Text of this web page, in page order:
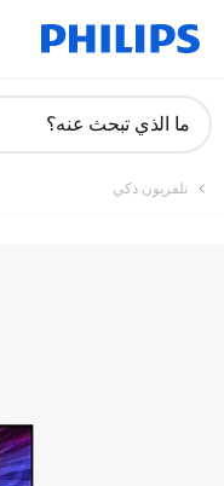
دعم
ما الذي تبحث عنه؟
تلفزيون ذكي